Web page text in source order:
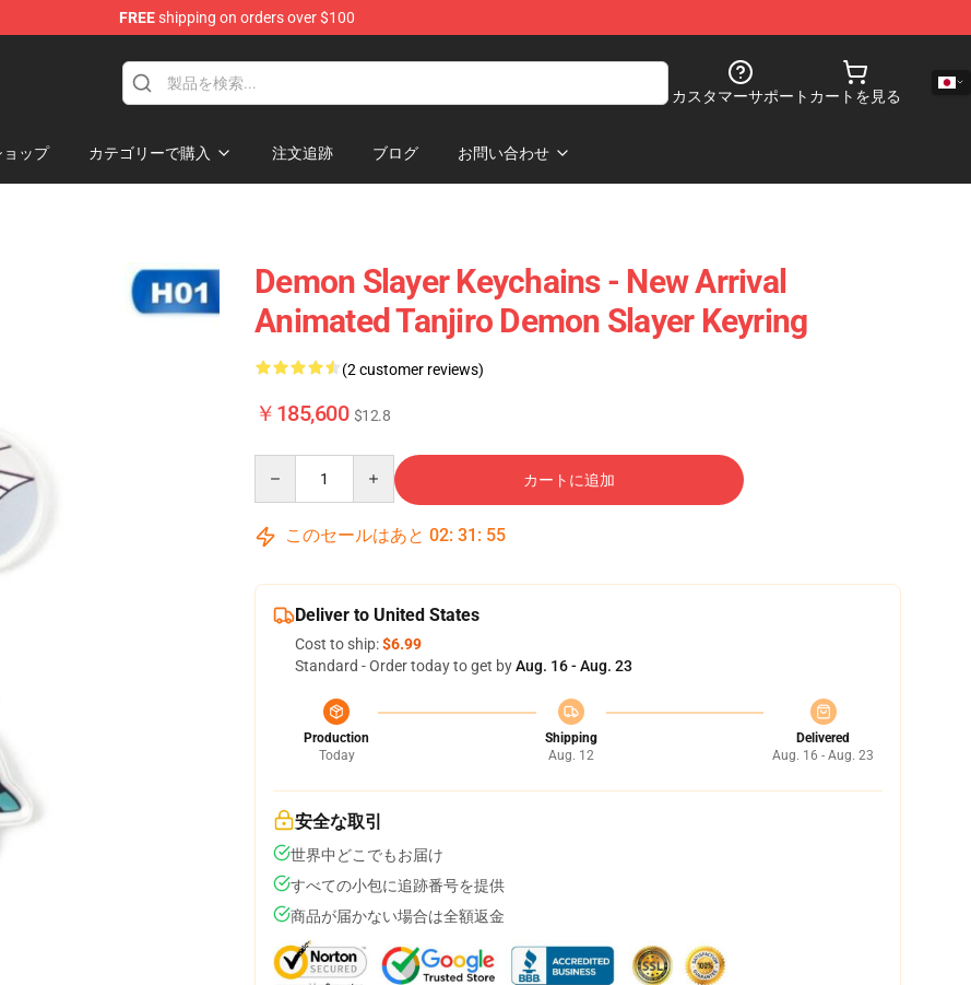
FREEshipping on orders over $100
Shop
カスタマーサポート カートを見る
ョップ カテゴリーで購入 注文追跡 ブログ お問い合わせ
Demon Slayer Keychains - New Arrival
Animated Tanjiro Demon Slayer Keyring
(2 customer reviews)
￥185,600 $12.8
カートに追加
このセールはあと 02: 31 : 55
Deliver to United States
Cost to ship:$6.99
Standard - Order today to get byAug. 16 - Aug. 23
Production
Today
Shipping
Aug. 12
Delivered
Aug. 16 - Aug. 23
安全な取引
世界中どこでもお届け
すべての小包に追跡番号を提供
商品が届かない場合は全額返金